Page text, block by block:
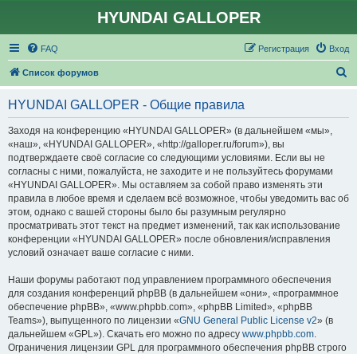
HYUNDAI GALLOPER
FAQ Вход
Регистрация
Список форумов
HYUNDAI GALLOPER - Общие правила
Заходя на конференцию «HYUNDAI GALLOPER» (в дальнейшем «мы»,
«наш», «HYUNDAI GALLOPER», «http://galloper.ru/forum»), вы
подтверждаете своё согласие со следующими условиями. Если вы не
согласны с ними, пожалуйста, не заходите и не пользуйтесь форумами
«HYUNDAI GALLOPER». Мы оставляем за собой право изменять эти
правила в любое время и сделаем всё возможное, чтобы уведомить вас об
этом, однако с вашей стороны было бы разумным регулярно
просматривать этот текст на предмет изменений, так как использование
конференции «HYUNDAI GALLOPER» после обновления/исправления
условий означает ваше согласие с ними.
Наши форумы работают под управлением программного обеспечения
для создания конференций phpBB (в дальнейшем «они», «программное
обеспечение phpBB», «www.phpbb.com», «phpBB Limited», «phpBB
Teams»), выпущенного по лицензии «GNU General Public License v2» (в
дальнейшем «GPL»). Скачать его можно по адресу www.phpbb.com.
Ограничения лицензии GPL для программного обеспечения phpBB строго